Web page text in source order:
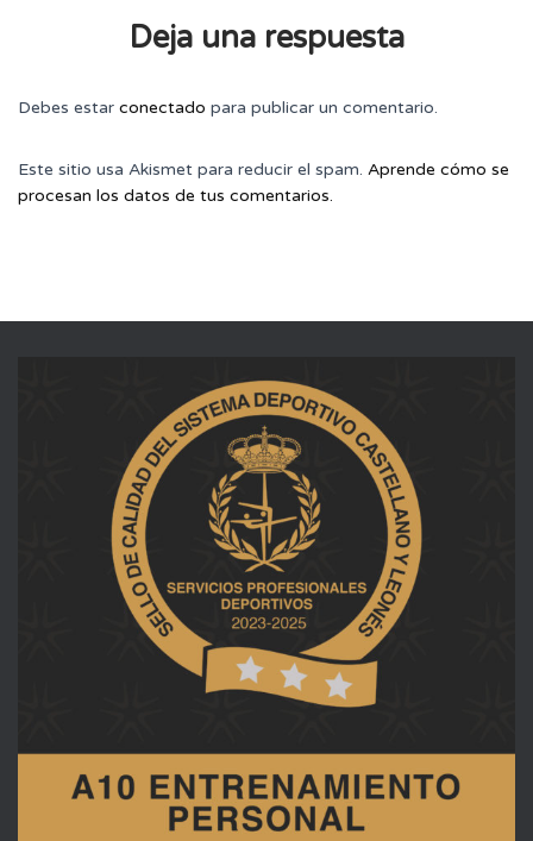
Deja una respuesta
Debes estar conectado para publicar un comentario.
Este sitio usa Akismet para reducir el spam. Aprende cómo se
procesan los datos de tus comentarios.